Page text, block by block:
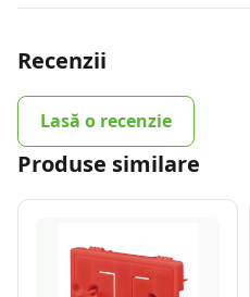
Recenzii
Lasă o recenzie
Produse similare